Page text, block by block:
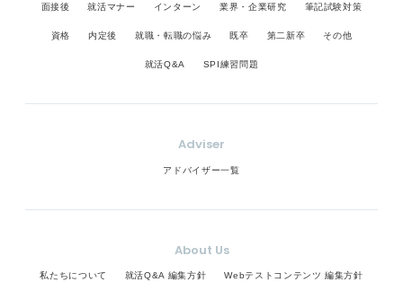
面接後 就活マナー インターン 業界・企業研究 筆記試験対策
資格 内定後 就職・転職の悩み 既卒 第二新卒 その他
就活Q&A SPI練習問題
Adviser
アドバイザー一覧
About Us
私たちについて 就活Q&A 編集方針 Webテストコンテンツ 編集方針